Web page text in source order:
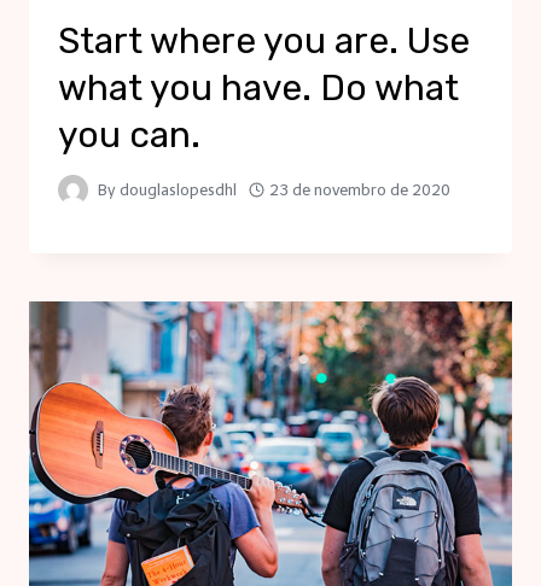
Start where you are. Use
what you have. Do what
you can.
By douglaslopesdhl 23 de novembro de 2020